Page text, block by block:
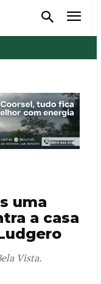
uma
a casa
Vista.